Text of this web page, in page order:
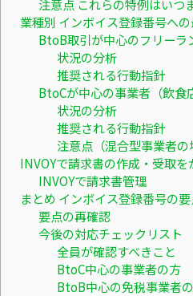
注意点 これらの特例はいつ
業種別 インボイス登録番号へ
BtoB取引が中心のフリーラ
状況の分析
推奨される行動指針
BtoCが中心の事業者（飲食
状況の分析
推奨される行動指針
注意点（混合型事業者の
INVOYで請求書の作成・受取を
INVOYで請求書管理
まとめ インボイス登録番号の
要点の再確認
今後の対応チェックリスト
全員が確認すべきこと
BtoC中心の事業者の方
BtoB中心の免税事業者の